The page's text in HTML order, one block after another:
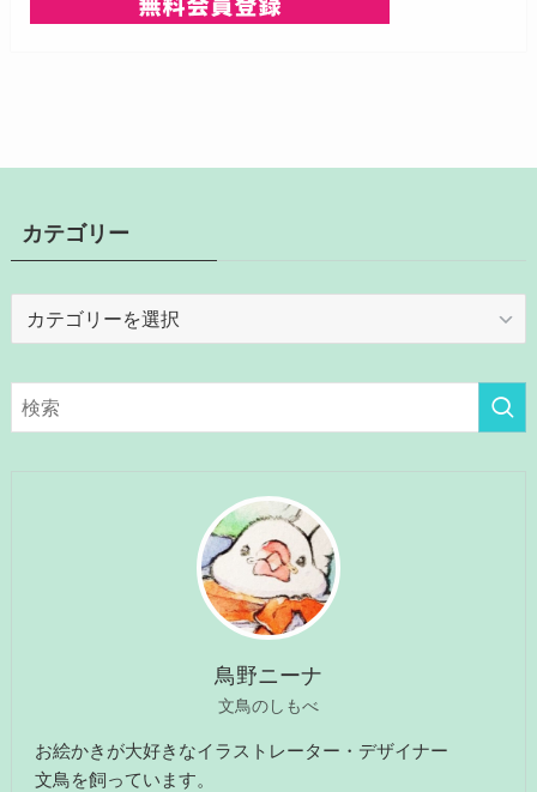
カテゴリー
リ
鳥野ニーナ
文鳥のしもべ
お絵かきが大好きなイラストレーター・デザイナー
文鳥を飼っています。